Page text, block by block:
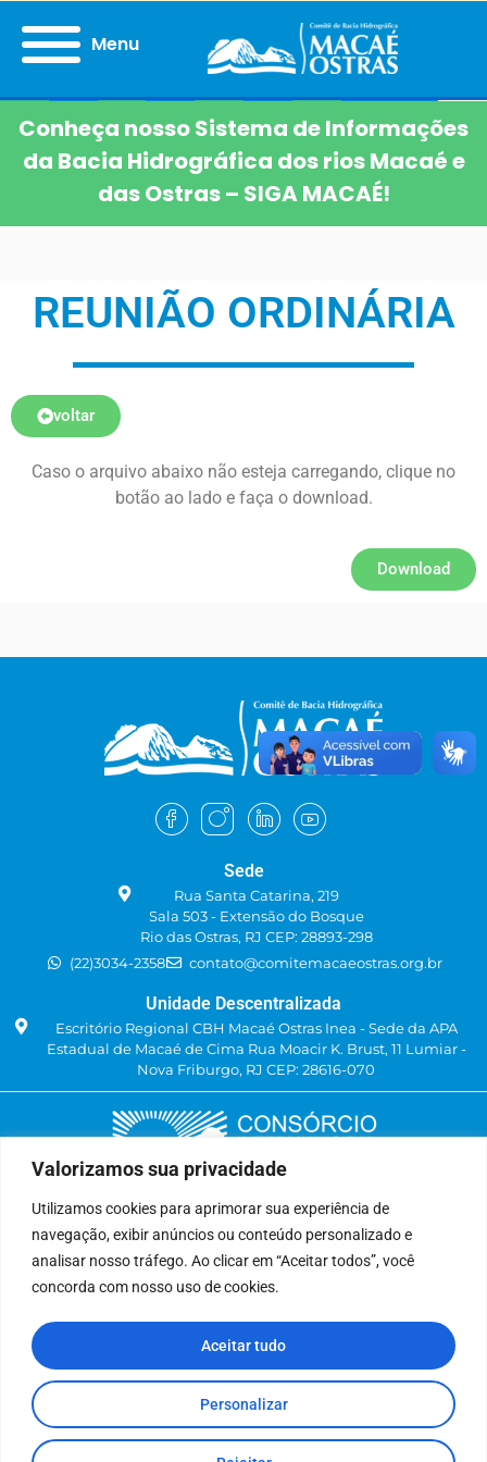
Valorizamos sua privacidade
Utilizamos cookies para aprimorar sua experiência de
navegação, exibir anúncios ou conteúdo personalizado e
analisar nosso tráfego. Ao clicar em “Aceitar todos”, você
concorda com nosso uso de cookies.
Personalizar
Aceitar tudo
Menu
Conheça nosso Sistema de Informações
da Bacia Hidrográfica dos rios Macaé e
das Ostras – SIGA MACAÉ!
REUNIÃO ORDINÁRIA
voltar
Caso o arquivo abaixo não esteja carregando, clique no
botão ao lado e faça o download.
Download
Sede
Rua Santa Catarina, 219
Sala 503 - Extensão do Bosque
Rio das Ostras, RJ CEP: 28893-298
(22)3034-2358
contato@comitemacaeostras.org.br
Unidade Descentralizada
Escritório Regional CBH Macaé Ostras Inea - Sede da APA
Estadual de Macaé de Cima Rua Moacir K. Brust, 11 Lumiar -
Nova Friburgo, RJ CEP: 28616-070
Delegatária (CILSJ)
Rua: Avenida Um, n° 01, Lote 01, Quadra 11
Bairro: Jardins de São Pedro
São Pedro da Aldeia, RJ
(22) 9 8841-2358
secretariaexecutiva@cilsj.org.br